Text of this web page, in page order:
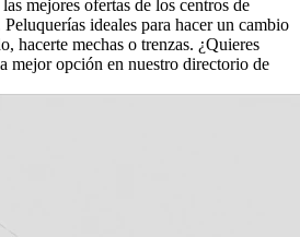
mejores ofertas de los centros de
ideales para hacer un cambio
hacerte mechas o trenzas. ¿Quieres
mejor opción en nuestro directorio de